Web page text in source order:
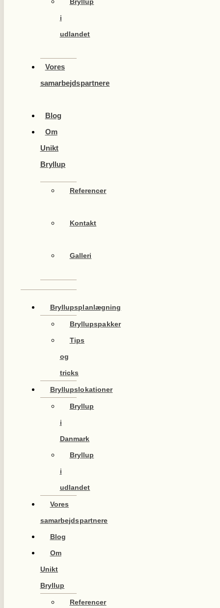
i
udlandet
Vores
samarbejdspartnere
Blog
Om
Unikt
Bryllup
Referencer
Kontakt
Galleri
Bryllupsplanlægning
Bryllupspakker
Tips
og
tricks
Bryllupslokationer
Bryllup
i
Danmark
Bryllup
i
udlandet
Vores
samarbejdspartnere
Blog
Om
Unikt
Bryllup
Referencer